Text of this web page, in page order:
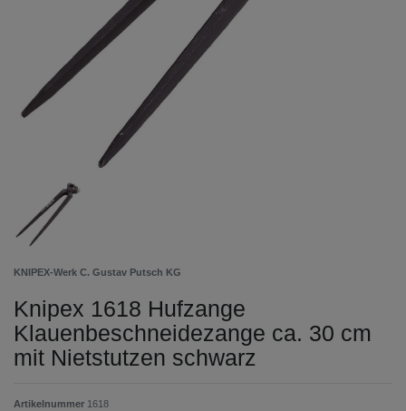
KNIPEX-Werk C. Gustav Putsch KG
Knipex 1618 Hufzange
Klauenbeschneidezange ca. 30 cm
mit Nietstutzen schwarz
Artikelnummer 1618